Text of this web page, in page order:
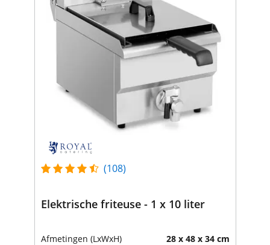
(108)
Elektrische friteuse - 1 x 10 liter
Afmetingen (LxWxH) 28 x 48 x 34 cm